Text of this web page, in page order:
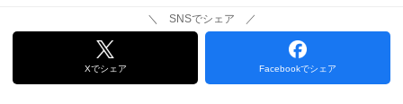
＼ SNSでシェア ／
Xでシェア Facebookでシェア